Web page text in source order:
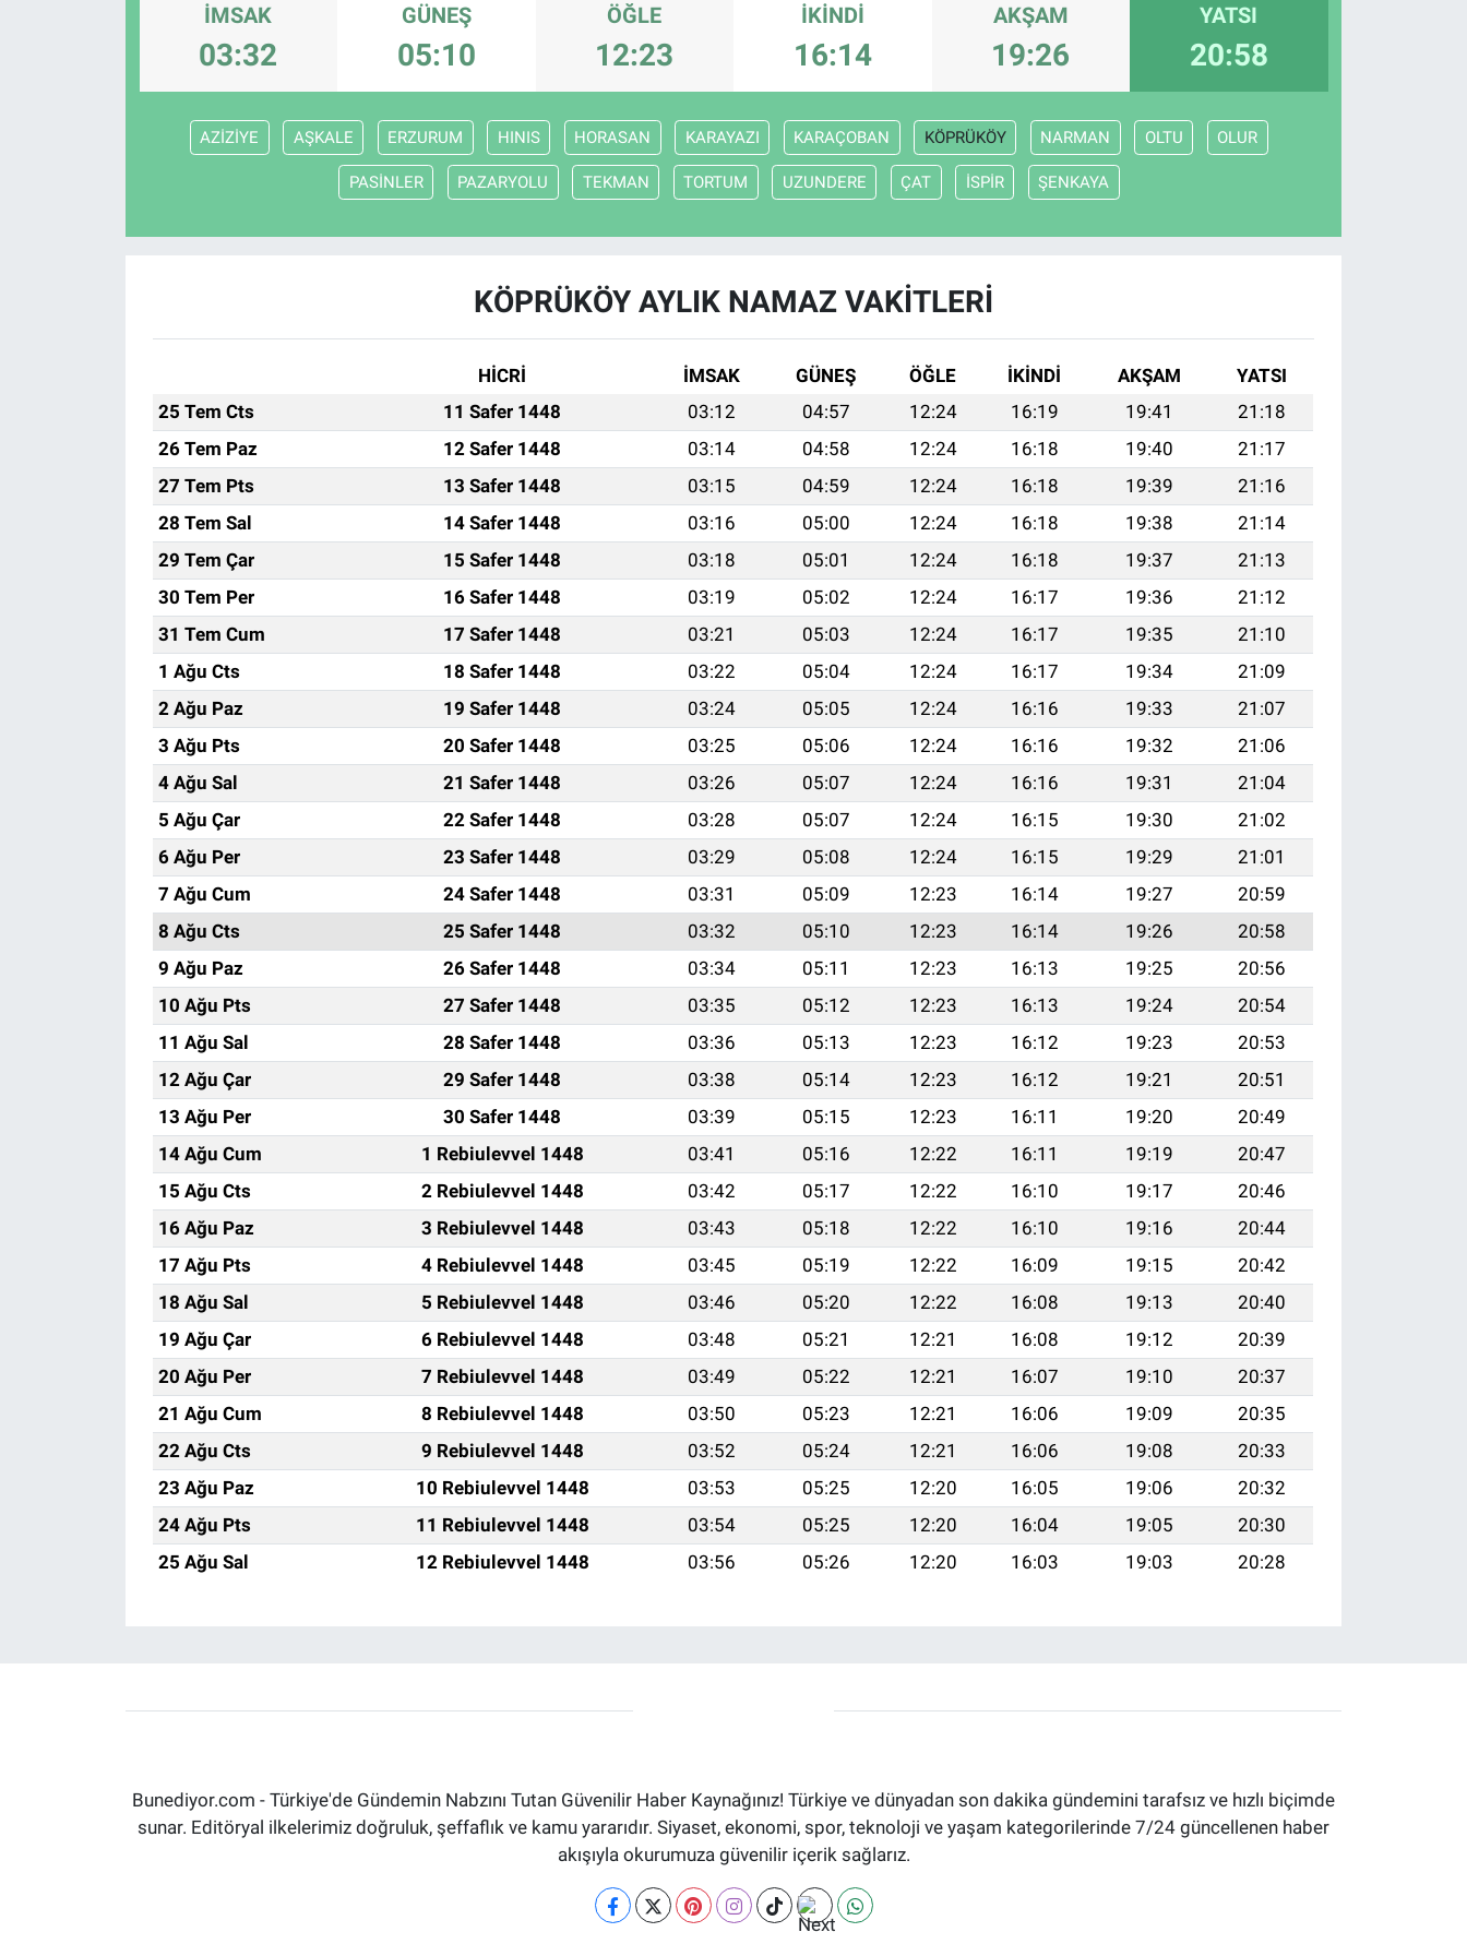
İMSAK
03:32
GÜNEŞ
05:10
ÖĞLE
12:23
İKINDI
16:14
AKŞAM
19:26
YATSI
20:58
AZİZİYE AŞKALE ERZURUM HINIS HORASAN KARAYAZI KARAÇOBAN KÖPRÜKÖY NARMAN OLTU OLUR
PASİNLER PAZARYOLU TEKMAN TORTUM UZUNDERE ÇAT İSPİR ŞENKAYA
KÖPRÜKÖY AYLIK NAMAZ VAKITLERI
HİCRİ İMSAK GÜNEŞ ÖĞLE İKINDI AKŞAM
YATSI
25 Tem Cts
11 Safer 1448 03:12 04:57 12:24 16:19 19:41
21:18
26 Tem Paz
12 Safer 1448 03:14 04:58 12:24 16:18 19:40
21:17
27 Tem Pts
13 Safer 1448 03:15 04:59 12:24 16:18 19:39
21:16
28 Tem Sal
14 Safer 1448 03:16 05:00 12:24 16:18 19:38
21:14
29 Tem Çar
15 Safer 1448 03:18 05:01 12:24 16:18 19:37
21:13
30 Tem Per
16 Safer 1448 03:19 05:02 12:24 16:17 19:36
21:12
31 Tem Cum
17 Safer 1448 03:21 05:03 12:24 16:17 19:35
21:10
1 Ağu Cts
18 Safer 1448 03:22 05:04 12:24 16:17 19:34
21:09
2 Ağu Paz
19 Safer 1448 03:24 05:05 12:24 16:16 19:33
21:07
3 Ağu Pts
20 Safer 1448 03:25 05:06 12:24 16:16 19:32
21:06
4 Ağu Sal
21 Safer 1448 03:26 05:07 12:24 16:16 19:31
21:04
5 Ağu Çar
22 Safer 1448 03:28 05:07 12:24 16:15 19:30
21:02
6 Ağu Per
23 Safer 1448 03:29 05:08 12:24 16:15 19:29
21:01
7 Ağu Cum
24 Safer 1448 03:31 05:09 12:23 16:14 19:27
20:59
8 Ağu Cts
25 Safer 1448 03:32 05:10 12:23 16:14 19:26
20:58
9 Ağu Paz
26 Safer 1448 03:34 05:11 12:23 16:13 19:25
20:56
10 Ağu Pts
27 Safer 1448 03:35 05:12 12:23 16:13 19:24
20:54
11 Ağu Sal
28 Safer 1448 03:36 05:13 12:23 16:12 19:23
20:53
12 Ağu Çar
29 Safer 1448 03:38 05:14 12:23 16:12 19:21
20:51
13 Ağu Per
30 Safer 1448 03:39 05:15 12:23 16:11 19:20
20:49
14 Ağu Cum
1 Rebiulevvel 1448 03:41 05:16 12:22 16:11 19:19
20:47
15 Ağu Cts
2 Rebiulevvel 1448 03:42 05:17 12:22 16:10 19:17
20:46
16 Ağu Paz
3 Rebiulevvel 1448 03:43 05:18 12:22 16:10 19:16
20:44
17 Ağu Pts
4 Rebiulevvel 1448 03:45 05:19 12:22 16:09 19:15
20:42
18 Ağu Sal
5 Rebiulevvel 1448 03:46 05:20 12:22 16:08 19:13
20:40
19 Ağu Çar
6 Rebiulevvel 1448 03:48 05:21 12:21 16:08 19:12
20:39
20 Ağu Per
7 Rebiulevvel 1448 03:49 05:22 12:21 16:07 19:10
20:37
21 Ağu Cum
8 Rebiulevvel 1448 03:50 05:23 12:21 16:06 19:09
20:35
22 Ağu Cts
9 Rebiulevvel 1448 03:52 05:24 12:21 16:06 19:08
20:33
23 Ağu Paz
10 Rebiulevvel 1448 03:53 05:25 12:20 16:05 19:06
20:32
24 Ağu Pts
11 Rebiulevvel 1448 03:54 05:25 12:20 16:04 19:05
20:30
25 Ağu Sal
12 Rebiulevvel 1448 03:56 05:26 12:20 16:03 19:03 20:28
Bunediyor.com - Türkiye'de Gündemin Nabzını Tutan Güvenilir Haber Kaynağınız! Türkiye ve dünyadan son dakika gündemini tarafsız ve hızlı biçimde
sunar. Editöryal ilkelerimiz doğruluk, şeffaflık ve kamu yararıdır. Siyaset, ekonomi, spor, teknoloji ve yaşam kategorilerinde 7/24 güncellenen haber
akışıyla okurumuza güvenilir içerik sağlarız.